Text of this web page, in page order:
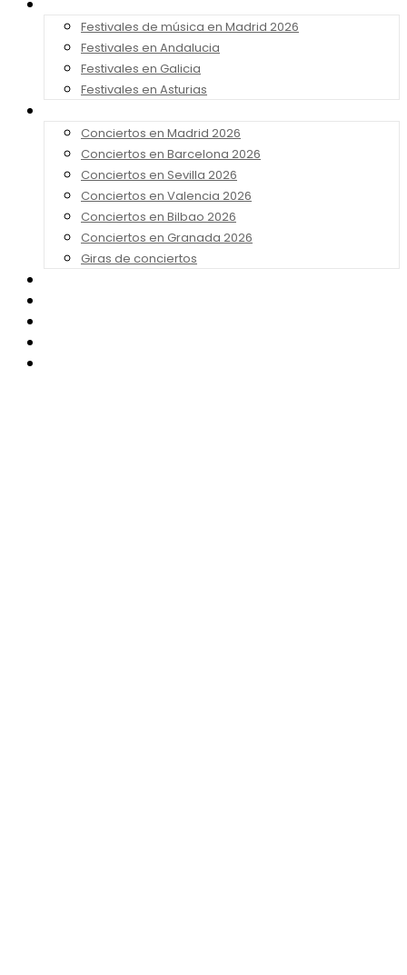
Festivales de música en Madrid 2026
Festivales en Andalucia
Festivales en Galicia
Festivales en Asturias
Conciertos en Madrid 2026
Conciertos en Barcelona 2026
Conciertos en Sevilla 2026
Conciertos en Valencia 2026
Conciertos en Bilbao 2026
Conciertos en Granada 2026
Giras de conciertos